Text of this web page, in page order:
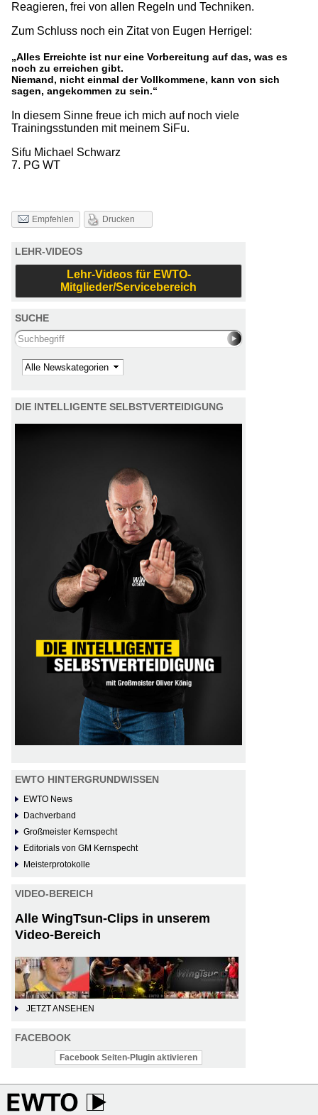
Reagieren, frei von allen Regeln und Techniken.
Zum Schluss noch ein Zitat von Eugen Herrigel:
„Alles Erreichte ist nur eine Vorbereitung auf das, was es
noch zu erreichen gibt.
Niemand, nicht einmal der Vollkommene, kann von sich
sagen, angekommen zu sein.“
In diesem Sinne freue ich mich auf noch viele
Trainingsstunden mit meinem SiFu.
Sifu Michael Schwarz
7. PG WT
Empfehlen Drucken
LEHR-VIDEOS
Lehr-Videos für EWTO-
Mitglieder/Servicebereich
SUCHE
Search this site
Kategorie
DIE INTELLIGENTE SELBSTVERTEIDIGUNG
EWTO HINTERGRUNDWISSEN
EWTO News
Dachverband
Großmeister Kernspecht
Editorials von GM Kernspecht
Meisterprotokolle
VIDEO-BEREICH
Alle WingTsun-Clips in unserem
Video-Bereich
JETZT ANSEHEN
FACEBOOK
Facebook Seiten-Plugin aktivieren